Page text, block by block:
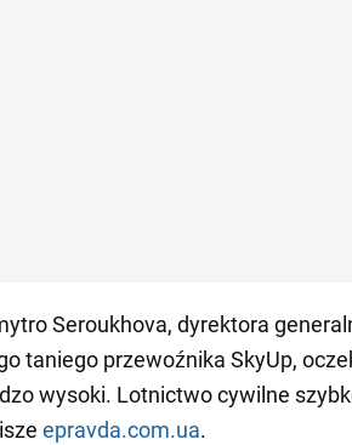
Seroukhova, dyrektora
taniego przewoźnika SkyUp,
wysoki. Lotnictwo cywilne
epravda.com.ua.